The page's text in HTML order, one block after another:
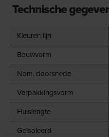
Technische
Kleuren lijn
Bouwvorm
Nom. doorsnede
Verpakkingsvorm
Hulslengte
Geïsoleerd